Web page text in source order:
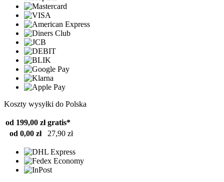
Koszty wysyłki do Polska
od 199,00 zł gratis*
od 0,00 zł
27,90 zł